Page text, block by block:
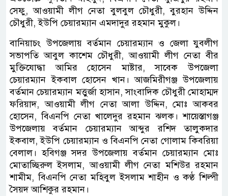
সেফু, আওয়ামী লীগ নেতা বুলবুল চৌধুরী, বুরহান উদ্দিন
চৌধুরী, ইউপি চেয়ারম্যান এমদাদুর রহমান মুকুল।
বানিয়াচং উপজেলায় বর্তমান চেয়ারম্যান ও জেলা যুবলীগ
সভাপতি আবুল কাশেম চৌধুরী, আওয়ামী লীগ নেতা বীর
মুক্তিযোদ্ধা আমির হোসেন মাষ্টার, সাবেক উপজেলা
চেয়ারম্যান ইকবাল হোসেন খান। আজমিরীগঞ্জ উপজেলায়
বর্তমান চেয়ারম্যান মত্তুর্জা হাসান, সাংবাদিক চৌধুরী মোহাম্মদ
ফরিয়াদ, আওয়ামী লীগ নেতা আলা উদ্দিন, মোঃ আকবর
হোসেন, বিএনপি নেতা খালেদুর রহমান ঝলক। শায়েস্তাগঞ্জ
উপজেলায় বর্তমান চেয়ারম্যান আব্দুর রশিদ তালুকদার
ইকবাল, ইউপি চেয়ারম্যান ও বিএনপি নেতা গোলাম কিবরিয়া
বেলাল। হবিগঞ্জ সদর উপজেলায় বর্তমান চেয়ারম্যান মোঃ
মোতাচ্ছিরুল ইসলাম, আওয়ামী লীগ নেতা মশিউর রহমান
শামীম, বিএনপি নেতা মহিবুল ইসলাম শাহীন ও কণ্ঠ শিল্পী
সৈয়দ আশিকুর রহমান।